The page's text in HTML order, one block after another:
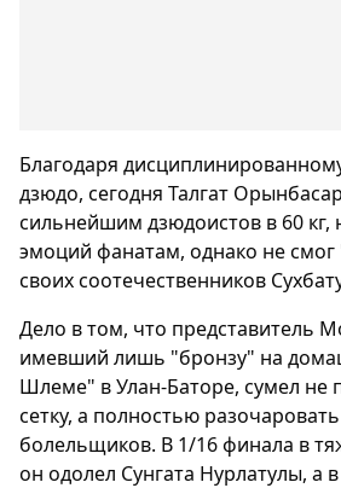
Благодаря
дзюдо, сегодня Талгат
сильнейшим дзюдоистов в 60 кг,
эмоций фанатам, однако не смог
своих соотечественников
Дело в том, что представитель
имевший лишь "бронзу" на
Шлеме" в Улан-Баторе, сумел не
сетку, а полностью разочаровать
болельщиков. В 1/16 финала в
он одолел Сунгата Нурлатулы, а